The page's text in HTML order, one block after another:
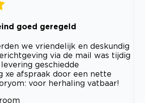
goed geregeld
we vriendelijk en deskundig
via de mail was tijdig
geschiedde
xe afspraak door een nette
voor herhaling vatbaar!